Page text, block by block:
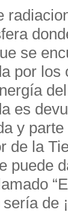
se
por
es
y
de la
puede
de